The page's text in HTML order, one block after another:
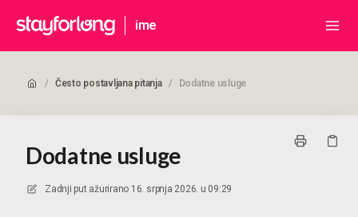
ime
/ Često postavljana pitanja / Dodatne usluge
Dodatne usluge
Zadnji put ažurirano 16. srpnja 2026. u 09:29